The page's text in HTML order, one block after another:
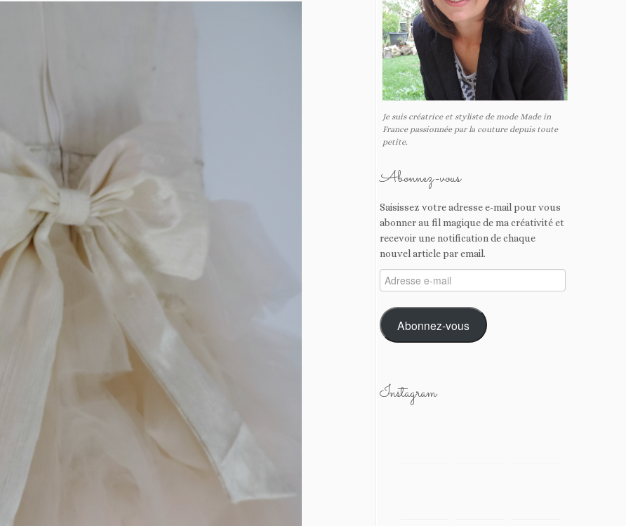
Je suis créatrice et styliste de mode Made in
France passionnée par la couture depuis toute
petite.
Abonnez-vous
Saisissez votre adresse e-mail pour vous
abonner au fil magique de ma créativité et
recevoir une notification de chaque
nouvel article par email.
Adresse
e-
mail
Abonnez-vous
Instagram